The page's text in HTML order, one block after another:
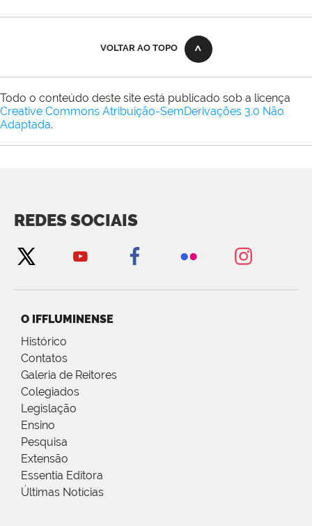
VOLTAR AO TOPO
Todo o conteúdo deste site está publicado sob a licença
Creative Commons Atribuição-SemDerivações 3.0 Não
Adaptada.
REDES SOCIAIS
O IFFLUMINENSE
Histórico
Contatos
Galeria de Reitores
Colegiados
Legislação
Ensino
Pesquisa
Extensão
Essentia Editora
Últimas Notícias